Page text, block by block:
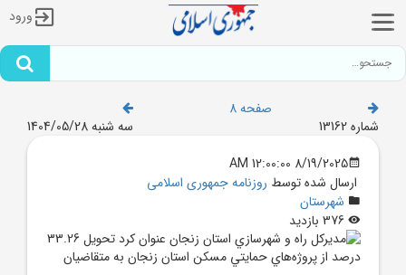
ورود
صفحه 8
شماره 13162
سه شنبه 1404/05/28
8/19/2025 12:00:00 AM
ارسال شده توسط روزنامه جمهوری اسلامی
شهرستان